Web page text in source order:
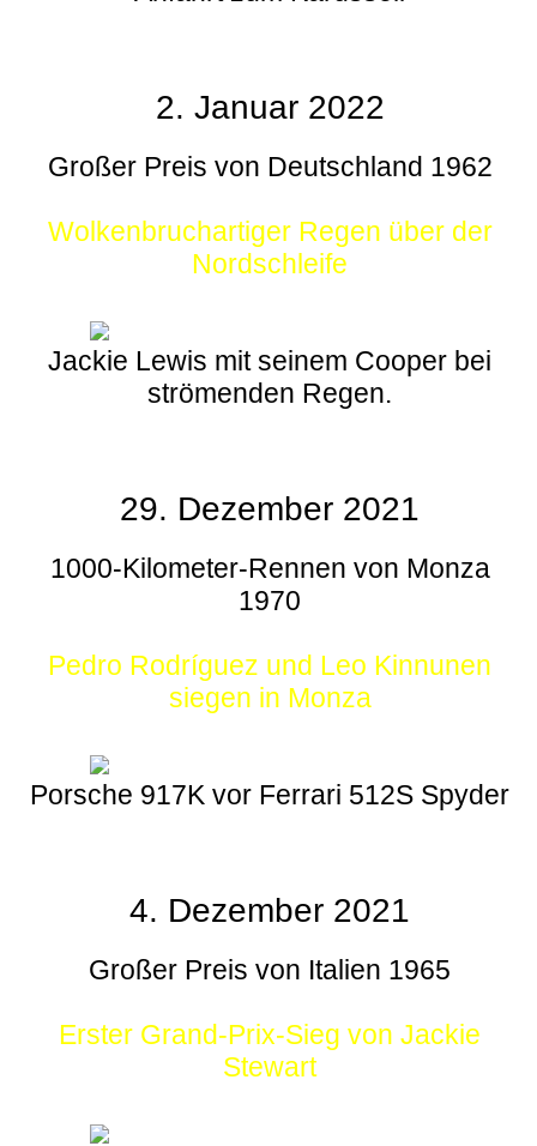
2. Januar 2022
Großer Preis von Deutschland 1962
Wolkenbruchartiger Regen über der
Nordschleife
Jackie Lewis mit seinem Cooper bei
strömenden Regen.
29. Dezember 2021
1000-Kilometer-Rennen von Monza
1970
Pedro Rodríguez und Leo Kinnunen
siegen in Monza
Porsche 917K vor Ferrari 512S Spyder
4. Dezember 2021
Großer Preis von Italien 1965
Erster Grand-Prix-Sieg von Jackie
Stewart